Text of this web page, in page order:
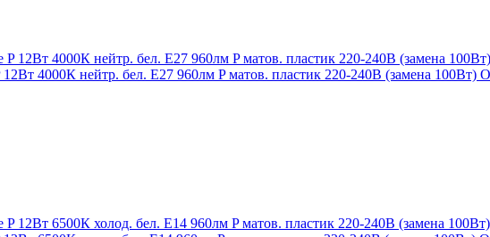
4000К нейтр. бел. E27 960лм P матов. пластик 220-240В (замена 100Вт)